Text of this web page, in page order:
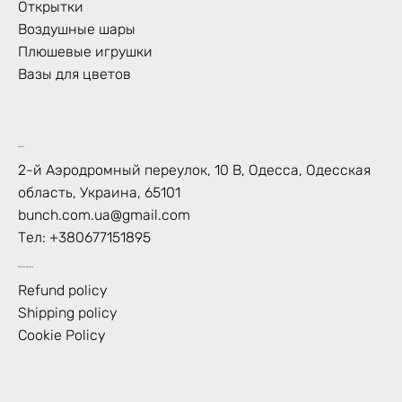
Открытки
Воздушные шары
Плюшевые игрушки
Вазы для цветов
Контакт
2-й Аэродромный переулок, 10 В, Одесса, Одесская
область, Украина, 65101
bunch.com.ua@gmail.com
Тел: +380677151895
Политика магазина
Refund policy
Shipping policy
Cookie Policy